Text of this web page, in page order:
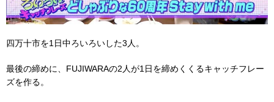
四万十市を1日中ろいろいした3人。
最後の締めに、FUJIWARAの2人が1日を締めくくるキャッチフレー
ズを作る。